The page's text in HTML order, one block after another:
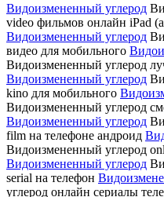
Видоизмененный углерод
video фильмов онлайн iPad
Видоизмененный углерод
видео для мобильного
Видоизмененный углерод
Видоизмененный углерод
kino для мобильного
Видоизмененный углерод
Видоизмененный углерод
film на телефоне андроид
Видоизмененный углерод
Видоизмененный углерод
serial на телефон
углерод онлайн сериалы